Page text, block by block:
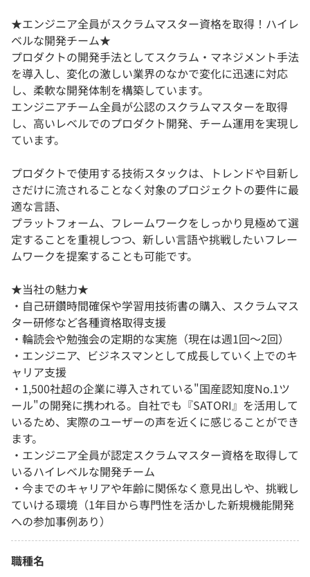
★エンジニア全員がスクラムマスター資格を取得！ハイレ
ベルな開発チーム★
プロダクトの開発手法としてスクラム・マネジメント手法
を導入し、変化の激しい業界のなかで変化に迅速に対応
し、柔軟な開発体制を構築しています。
エンジニアチーム全員が公認のスクラムマスターを取得
し、高いレベルでのプロダクト開発、チーム運用を実現し
ています。
プロダクトで使用する技術スタックは、トレンドや目新し
さだけに流されることなく対象のプロジェクトの要件に最
適な言語、
プラットフォーム、フレームワークをしっかり見極めて選
定することを重視しつつ、新しい言語や挑戦したいフレー
ムワークを提案することも可能です。
★当社の魅力★
・自己研鑽時間確保や学習用技術書の購入、スクラムマス
ター研修など各種資格取得支援
・輪読会や勉強会の定期的な実施（現在は週1回～2回）
・エンジニア、ビジネスマンとして成長していく上でのキ
ャリア支援
・1,500社超の企業に導入されている"国産認知度No.1ツ
ール"の開発に携われる。自社でも『SATORI』を活用して
いるため、実際のユーザーの声を近くに感じることができ
ます。
・エンジニア全員が認定スクラムマスター資格を取得して
いるハイレベルな開発チーム
・今までのキャリアや年齢に関係なく意見出しや、挑戦し
ていける環境（1年目から専門性を活かした新規機能開発
への参加事例あり）
職種名